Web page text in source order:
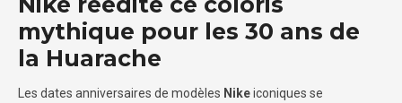
mythique pour les 30 ans de
la Huarache
Les dates anniversaires de modèles Nikeiconiques se